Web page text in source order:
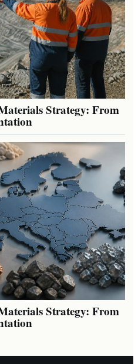
Strategy: From
Strategy: From